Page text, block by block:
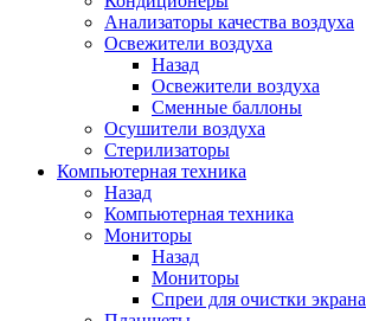
Анализаторы качества воздуха
Освежители воздуха
Назад
Освежители воздуха
Сменные баллоны
Осушители воздуха
Стерилизаторы
Компьютерная техника
Назад
Компьютерная техника
Мониторы
Назад
Мониторы
Спреи для очистки экрана